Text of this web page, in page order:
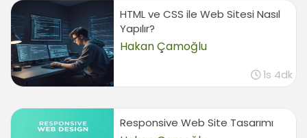
Yazılarda üst üste gölge kullanımı
02:51
Farklı gölge uygulamaları
02:49
Internet Explorer'da gölge uygulamaları
Kolon uygulaması
11:39
HTML ve CSS ile Web Sitesi Nasıl
Yapılır?
Hakan Çamoğlu
1s 4dk
Responsive Web Site Tasarımı